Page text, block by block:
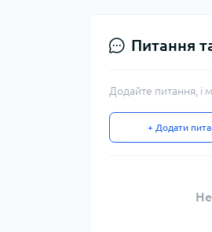
Питання
Додайте питання, і
+ Додати